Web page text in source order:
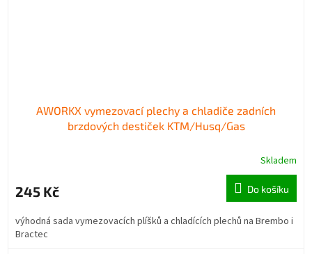
AWORKX vymezovací plechy a chladiče zadních
brzdových destiček KTM/Husq/Gas
Skladem
245 Kč Do košíku
výhodná sada vymezovacích plíšků a chladících plechů na Brembo i
Bractec